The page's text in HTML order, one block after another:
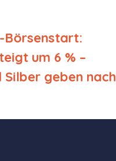
Börsenstart:
um 6 % –
Silber geben nach